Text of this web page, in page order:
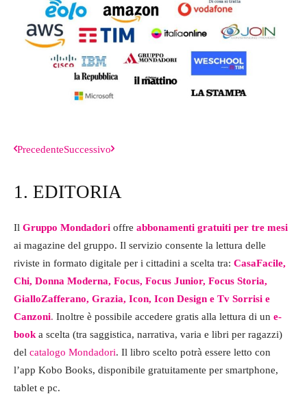
PrecedenteSuccessivo
1. EDITORIA
Il Gruppo Mondadori offre abbonamenti gratuiti per tre mesi
ai magazine del gruppo. Il servizio consente la lettura delle
riviste in formato digitale per i cittadini a scelta tra: CasaFacile,
Chi, Donna Moderna, Focus, Focus Junior, Focus Storia,
GialloZafferano, Grazia, Icon, Icon Design e Tv Sorrisi e
Canzoni. Inoltre è possibile accedere gratis alla lettura di un e-
booka scelta (tra saggistica, narrativa, varia e libri per ragazzi)
del catalogo Mondadori. Il libro scelto potrà essere letto con
l’app Kobo Books, disponibile gratuitamente per smartphone,
tablet e pc.